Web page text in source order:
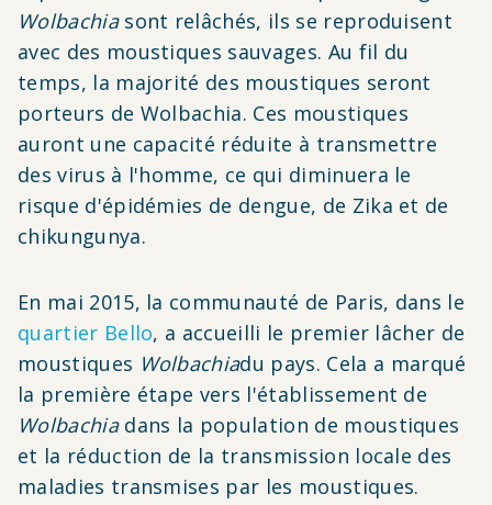
Wolbachiasont relâchés, ils se reproduisent
avec des moustiques sauvages. Au fil du
temps, la majorité des moustiques seront
porteurs de Wolbachia. Ces moustiques
auront une capacité réduite à transmettre
des virus à l'homme, ce qui diminuera le
risque d'épidémies de dengue, de Zika et de
chikungunya.
En mai 2015, la communauté de Paris, dans le
quartier Bello, a accueilli le premier lâcher de
moustiques Wolbachiadu pays. Cela a marqué
la première étape vers l'établissement de
Wolbachia dans la population de moustiques
et la réduction de la transmission locale des
maladies transmises par les moustiques.